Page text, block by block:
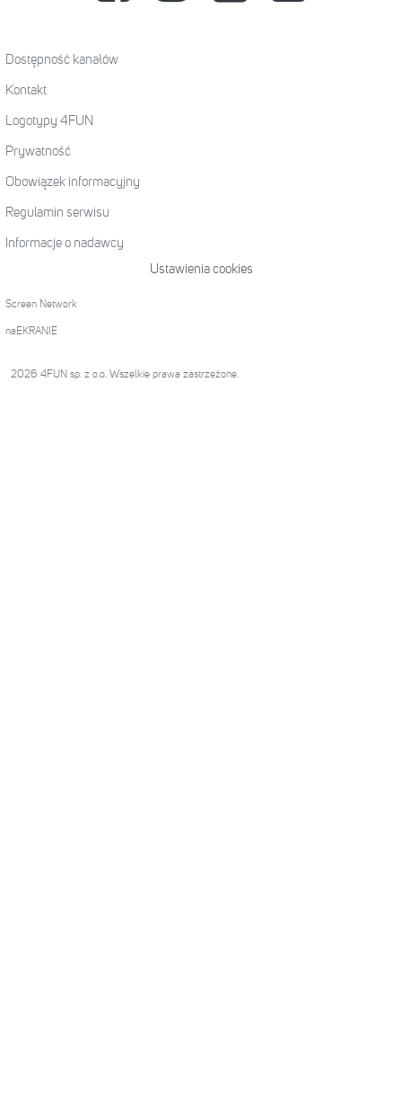
Dostępność kanałów
Kontakt
Logotypy 4FUN
Prywatność
Obowiązek informacyjny
Regulamin serwisu
Informacje o nadawcy
Ustawienia cookies
Screen Network
naEKRANIE
2026 4FUN sp. z o.o. Wszelkie prawa zastrzeżone.